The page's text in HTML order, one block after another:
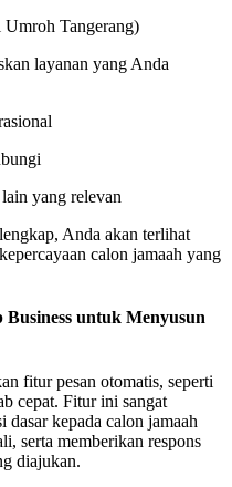
Tangerang)
layanan yang Anda
yang relevan
Anda akan terlihat
calon jamaah yang
untuk Menyusun
fitur pesan otomatis, seperti
cepat. Fitur ini sangat
kepada calon jamaah
serta memberikan respons
diajukan.